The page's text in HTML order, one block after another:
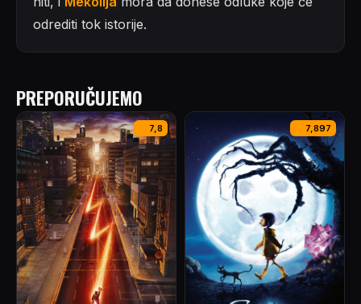
odrediti tok istorije.
PREPORUČUJEMO
7,8 7,897